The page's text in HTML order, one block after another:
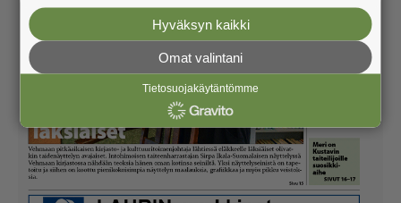
Hyväksyn kaikki
Omat valintani
Tietosuojakäytäntömme